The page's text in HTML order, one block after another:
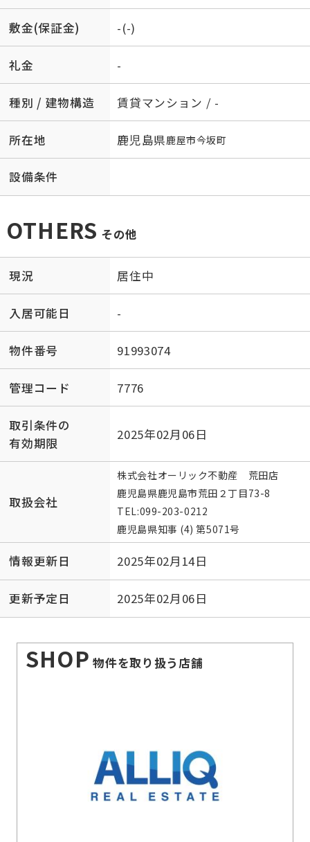
敷金(保証金) -(-)
礼金 -
種別 / 建物構造 賃貸マンション / -
所在地 鹿児島県鹿屋市今坂町
設備条件
OTHERS その他
現況 居住中
入居可能日 -
物件番号 91993074
管理コード 7776
取引条件の
有効期限
2025年02月06日
取扱会社
株式会社オーリック不動産 荒田店
鹿児島県鹿児島市荒田２丁目73-8
TEL:099-203-0212
鹿児島県知事 (4) 第5071号
情報更新日 2025年02月14日
更新予定日 2025年02月06日
SHOP 物件を取り扱う店舗